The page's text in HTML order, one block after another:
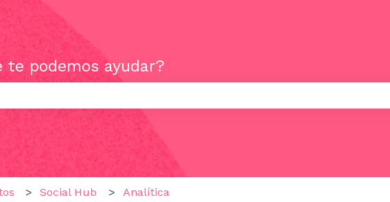
te podemos ayudar?
porque el campo de búsqueda está vacío.
Social Hub Analítica